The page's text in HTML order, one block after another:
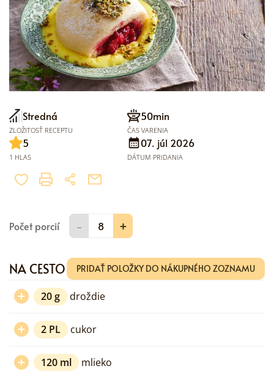
Stredná
ZLOŽITOSŤ RECEPTU
50min
ČAS VARENIA
5
1 HLAS
07. júl 2026
DÁTUM PRIDANIA
Počet porcií - +
NA CESTO PRIDAŤ POLOŽKY DO NÁKUPNÉHO ZOZNAMU
20g droždie
2 PL cukor
120 ml mlieko